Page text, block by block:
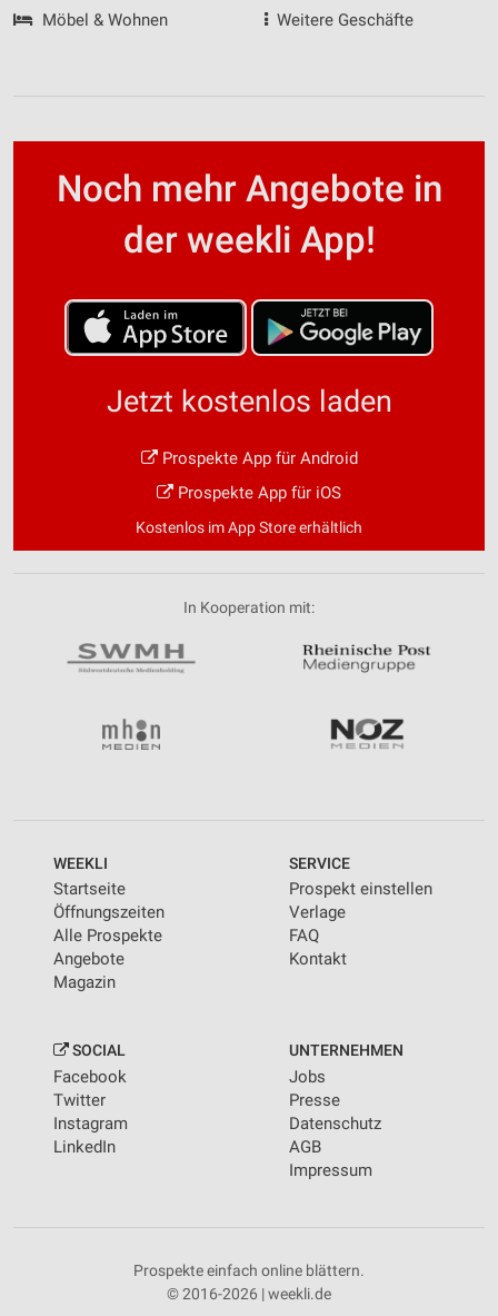
Möbel & Wohnen
Weitere Geschäfte
Noch mehr Angebote in
der weekli App!
Jetzt kostenlos laden
Prospekte App für Android
Prospekte App für iOS
Kostenlos im App Store erhältlich
In Kooperation mit:
WEEKLI
Startseite
Öffnungszeiten
Alle Prospekte
Angebote
Magazin
SERVICE
Prospekt einstellen
Verlage
FAQ
Kontakt
SOCIAL
Facebook
Twitter
Instagram
LinkedIn
UNTERNEHMEN
Jobs
Presse
Datenschutz
AGB
Impressum
Prospekte einfach online blättern.
© 2016-2026 | weekli.de